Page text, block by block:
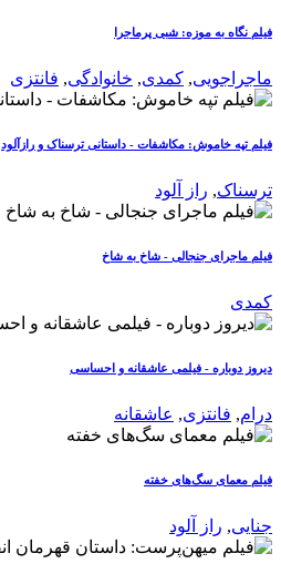
فیلم نگاه به موزه: شبی پرماجرا
ماجراجویی, کمدی, خانوادگی, فانتزی
فیلم تپه خاموش: مکاشفات - داستانی ترسناک و رازآلود
ترسناک, راز آلود
فیلم ماجرای جنجالی - شاخ به شاخ
کمدی
دیروز دوباره - فیلمی عاشقانه و احساسی
درام, فانتزی, عاشقانه
فیلم معمای سگ‌های خفته
جنایی, راز آلود